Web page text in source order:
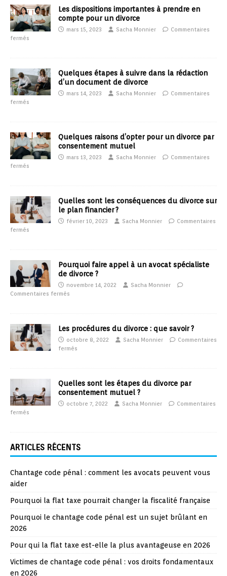
Les dispositions importantes à prendre en
compte pour un divorce
mars 15, 2023 Sacha Monnier
Commentaires
fermés
Quelques étapes à suivre dans la rédaction
d’un document de divorce
mars 14, 2023 Sacha Monnier
Commentaires
fermés
Quelques raisons d’opter pour un divorce par
consentement mutuel
mars 13, 2023 Sacha Monnier
Commentaires
fermés
Quelles sont les conséquences du divorce sur
le plan financier ?
février 10, 2023 Sacha Monnier
Commentaires
fermés
Pourquoi faire appel à un avocat spécialiste
de divorce ?
novembre 14, 2022
Sacha Monnier
Commentaires fermés
Les procédures du divorce : que savoir ?
octobre 8, 2022 Sacha Monnier
Commentaires
fermés
Quelles sont les étapes du divorce par
consentement mutuel ?
octobre 7, 2022 Sacha Monnier
Commentaires
fermés
ARTICLES RÉCENTS
Chantage code pénal : comment les avocats peuvent vous
aider
Pourquoi la flat taxe pourrait changer la fiscalité française
Pourquoi le chantage code pénal est un sujet brûlant en
2026
Pour qui la flat taxe est-elle la plus avantageuse en 2026
Victimes de chantage code pénal : vos droits fondamentaux
en 2026